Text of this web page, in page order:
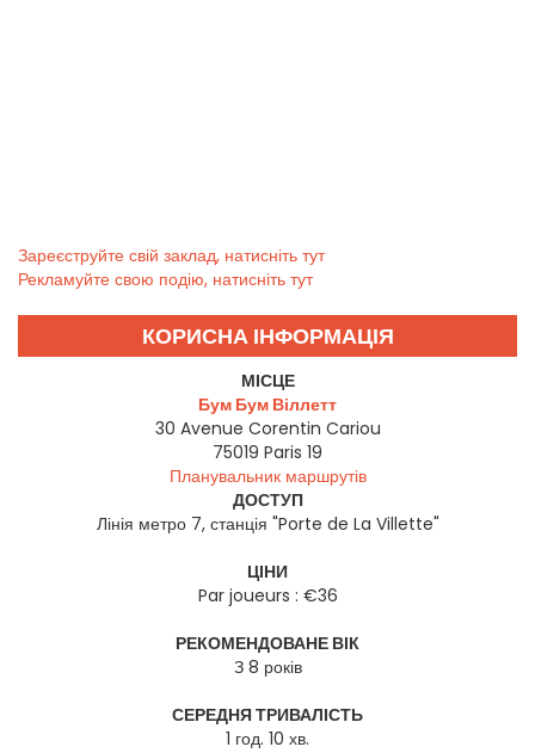
Зареєструйте свій заклад, натисніть тут
Рекламуйте свою подію, натисніть тут
КОРИСНА ІНФОРМАЦІЯ
МІСЦЕ
Бум Бум Віллетт
30 Avenue Corentin Cariou
75019 Paris 19
Планувальник маршрутів
ДОСТУП
Лінія метро 7, станція "Porte de La Villette"
ЦІНИ
Par joueurs : €36
РЕКОМЕНДОВАНЕ ВІК
З 8 років
СЕРЕДНЯ ТРИВАЛІСТЬ
1 год. 10 хв.